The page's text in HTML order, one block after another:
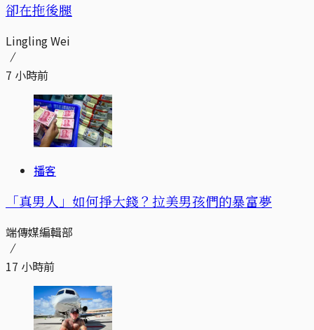
卻在拖後腿
Lingling Wei
7 小時前
播客
「真男人」如何掙大錢？拉美男孩們的暴富夢
端傳媒編輯部
17 小時前